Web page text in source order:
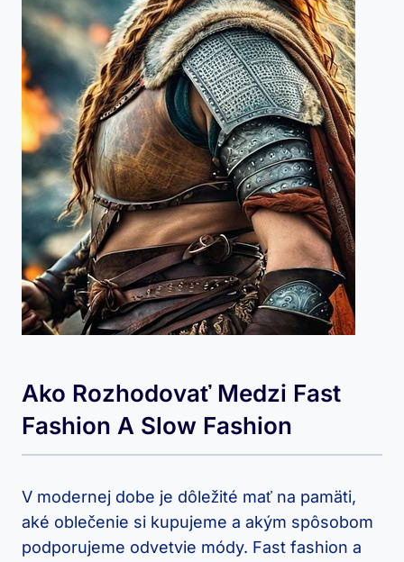
Ako Rozhodovať Medzi Fast
Fashion A Slow Fashion
V modernej dobe je dôležité mať na pamäti,
aké oblečenie si kupujeme a akým spôsobom
podporujeme odvetvie módy. Fast fashion a